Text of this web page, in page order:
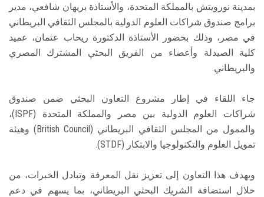
بمدينة نورويتش بالمملكة المتحدة، والأستاذة بريهان شافعي، مدير
برامج صندوق شراكات العلوم الدولية بالمجلس الثقافي البريطاني
في مصر، وذلك بحضور الأستاذة الدكتورة ريحاب عثمان، عميد
كلية الصيدلة وأعضاء من الفريق البحثي المشترك المصري
والبريطاني.
جاء اللقاء في إطار مشروع التعاون البحثي ضمن صندوق
شراكات العلوم الدولية بين مصر والمملكة المتحدة (ISPF)،
والممول من المجلس الثقافي البريطاني (British Council) وهيئة
تمويل العلوم والتكنولوجيا والابتكار (STDF).
ويهدف هذا التعاون إلى تعزيز نقل المعرفة وتبادل الخبرات، من
خلال استضافة الشريك البحثي البريطاني، بما يسهم في دعم